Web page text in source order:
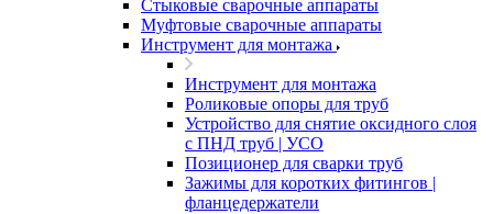
Стыковые сварочные аппараты
Муфтовые сварочные аппараты
Инструмент для монтажа
Инструмент для монтажа
Роликовые опоры для труб
Устройство для снятие оксидного слоя
с ПНД труб | УСО
Позиционер для сварки труб
Зажимы для коротких фитингов |
фланцедержатели